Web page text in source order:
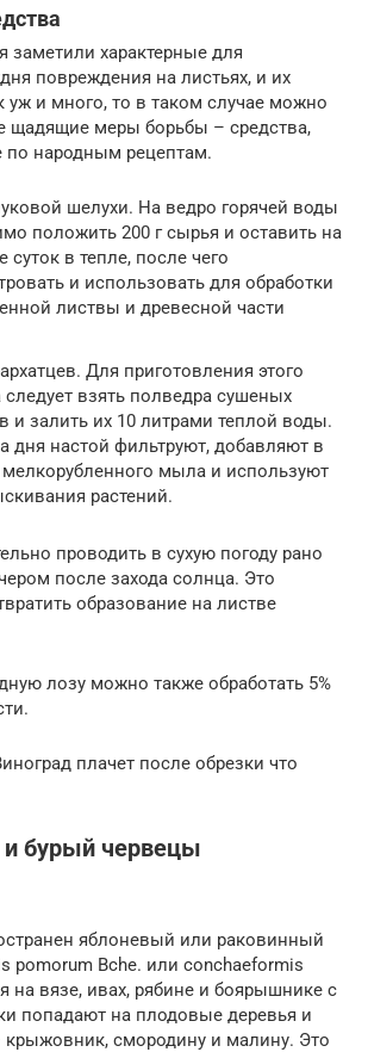
заметили характерные для
повреждения на листьях, и их
уж и много, то в таком случае можно
щадящие меры борьбы – средства,
по народным рецептам.
шелухи. На ведро горячей воды
положить 200 г сырья и оставить на
суток в тепле, после чего
и использовать для обработки
листвы и древесной части
Для приготовления этого
следует взять полведра сушеных
и залить их 10 литрами теплой воды.
дня настой фильтруют, добавляют в
мелкорубленного мыла и используют
растений.
проводить в сухую погоду рано
после захода солнца. Это
образование на листве
лозу можно также обработать 5%
плачет после обрезки что
бурый червецы
яблоневый или раковинный
pomorum Bche. или conchaeformis
на вязе, ивах, рябине и боярышнике с
попадают на плодовые деревья и
крыжовник, смородину и малину. Это